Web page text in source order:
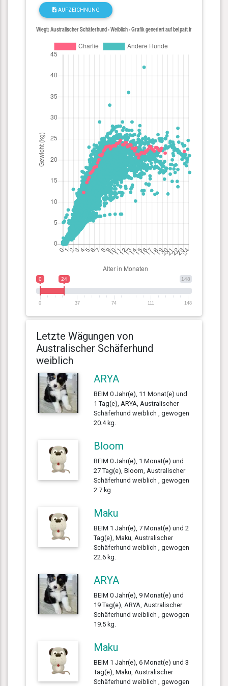
AUFZEICHNUNG
148
0 24
0 37 74 111 148
Letzte Wägungen von
Australischer Schäferhund
weiblich
ARYA
BEIM 0 Jahr(e), 11 Monat(e) und
1 Tag(e), ARYA, Australischer
Schäferhund weiblich , gewogen
20.4 kg.
Bloom
BEIM 0 Jahr(e), 1 Monat(e) und
27 Tag(e), Bloom, Australischer
Schäferhund weiblich , gewogen
2.7 kg.
Maku
BEIM 1 Jahr(e), 7 Monat(e) und 2
Tag(e), Maku, Australischer
Schäferhund weiblich , gewogen
22.6 kg.
ARYA
BEIM 0 Jahr(e), 9 Monat(e) und
19 Tag(e), ARYA, Australischer
Schäferhund weiblich , gewogen
19.5 kg.
Maku
BEIM 1 Jahr(e), 6 Monat(e) und 3
Tag(e), Maku, Australischer
Schäferhund weiblich , gewogen